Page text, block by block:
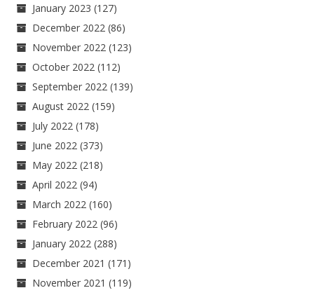
January 2023 (127)
December 2022 (86)
November 2022 (123)
October 2022 (112)
September 2022 (139)
August 2022 (159)
July 2022 (178)
June 2022 (373)
May 2022 (218)
April 2022 (94)
March 2022 (160)
February 2022 (96)
January 2022 (288)
December 2021 (171)
November 2021 (119)